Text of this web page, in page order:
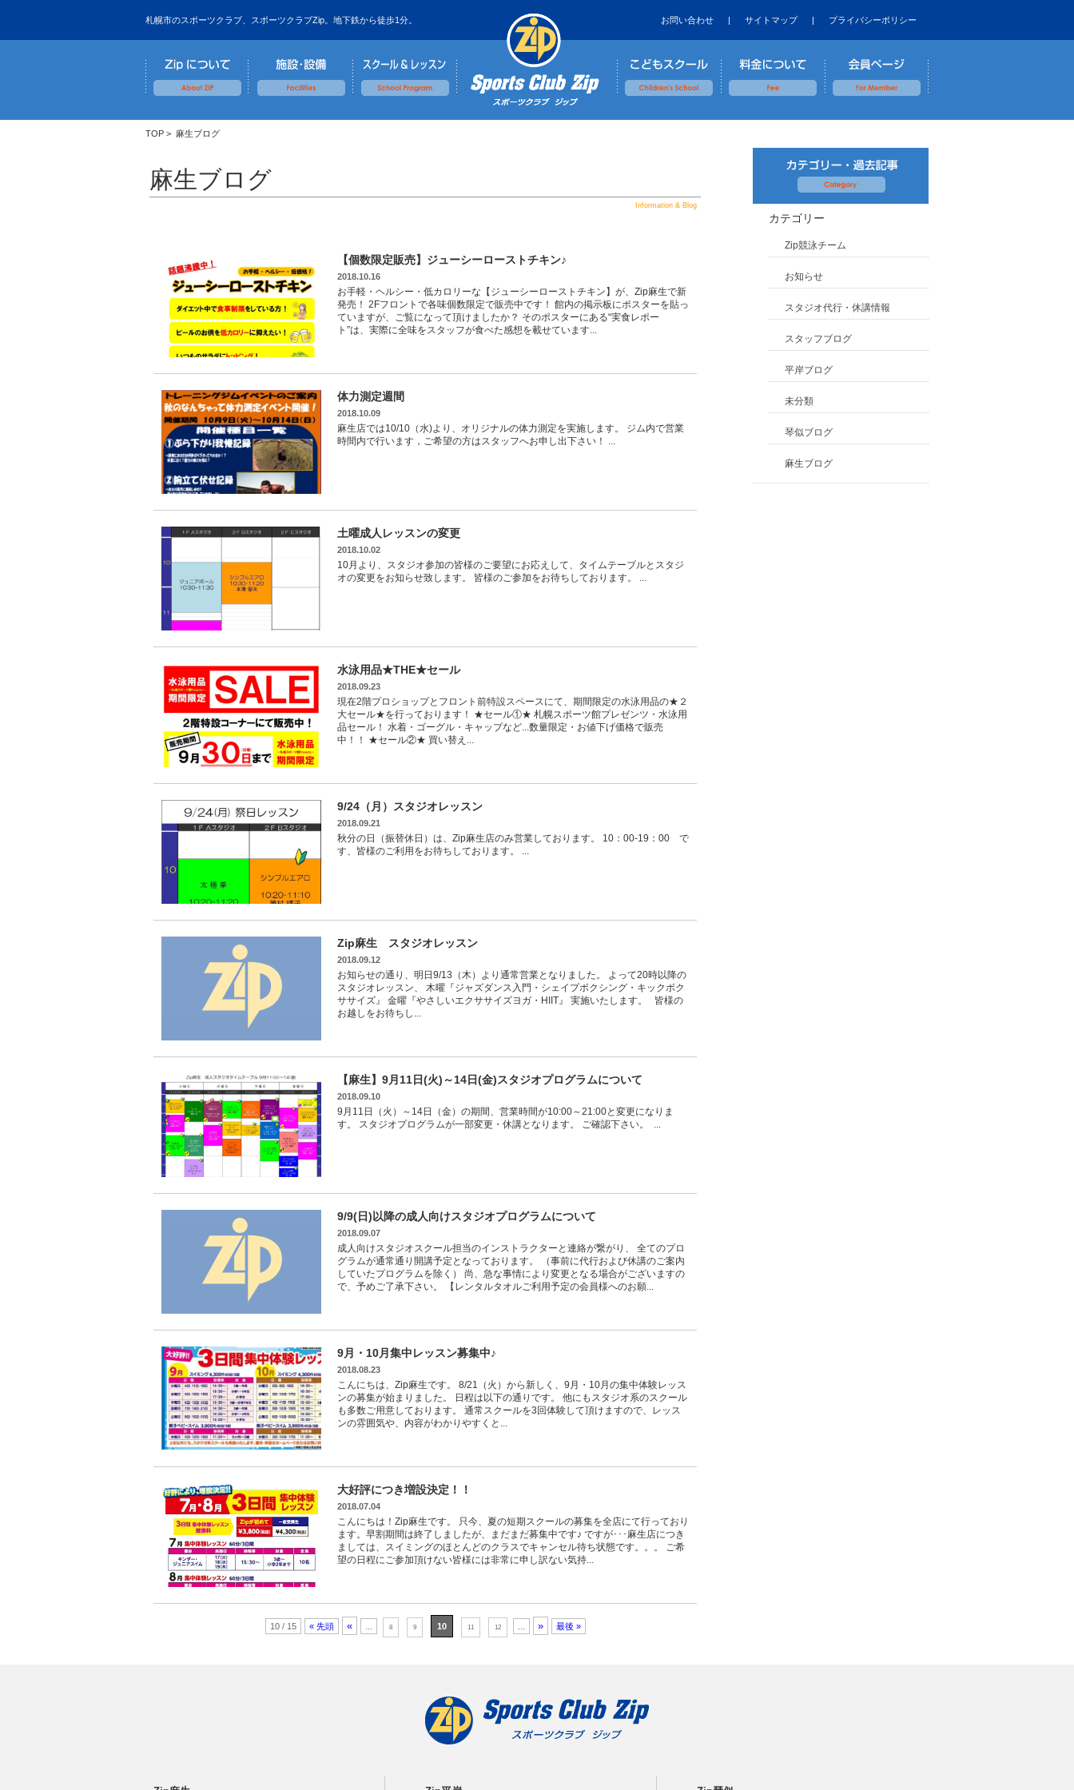
札幌市のスポーツクラブ、スポーツクラブZip。地下鉄から徒歩1分。 お問い合わせ | サイトマップ | プライバシーポリシー
TOP > 麻生ブログ
麻生ブログ
Information & Blog
【個数限定販売】ジューシーローストチキン♪
2018.10.16
お手軽・ヘルシー・低カロリーな【ジューシーローストチキン】が、Zip麻生で新
発売！ 2Fフロントで各味個数限定で販売中です！ 館内の掲示板にポスターを貼っ
ていますが、ご覧になって頂けましたか？ そのポスターにある“実食レポー
ト”は、実際に全味をスタッフが食べた感想を載せています...
体力測定週間
2018.10.09
麻生店では10/10（水)より、オリジナルの体力測定を実施します。 ジム内で営業
時間内で行います，ご希望の方はスタッフへお申し出下さい！ ...
土曜成人レッスンの変更
2018.10.02
10月より、スタジオ参加の皆様のご要望にお応えして、タイムテーブルとスタジ
オの変更をお知らせ致します。 皆様のご参加をお待ちしております。 ...
水泳用品★THE★セール
2018.09.23
現在2階プロショップとフロント前特設スペースにて、期間限定の水泳用品の★２
大セール★を行っております！ ★セール①★ 札幌スポーツ館プレゼンツ・水泳用
品セール！ 水着・ゴーグル・キャップなど...数量限定・お値下げ価格で販売
中！！ ★セール②★ 買い替え...
9/24（月）スタジオレッスン
2018.09.21
秋分の日（振替休日）は、Zip麻生店のみ営業しております。 10：00-19：00 で
す、皆様のご利用をお待ちしております。 ...
Zip麻生 スタジオレッスン
2018.09.12
お知らせの通り、明日9/13（木）より通常営業となりました。 よって20時以降の
スタジオレッスン、 木曜『ジャズダンス入門・シェイプボクシング・キックボク
ササイズ』 金曜『やさしいエクササイズヨガ・HIIT』 実施いたします。 皆様の
お越しをお待ちし...
【麻生】9月11日(火)～14日(金)スタジオプログラムについて
2018.09.10
9月11日（火）～14日（金）の期間、営業時間が10:00～21:00と変更になりま
す。 スタジオプログラムが一部変更・休講となります。 ご確認下さい。 ...
9/9(日)以降の成人向けスタジオプログラムについて
2018.09.07
成人向けスタジオスクール担当のインストラクターと連絡が繋がり、 全てのプロ
グラムが通常通り開講予定となっております。 （事前に代行および休講のご案内
していたプログラムを除く） 尚、急な事情により変更となる場合がございますの
で、予めご了承下さい。 【レンタルタオルご利用予定の会員様へのお願...
9月・10月集中レッスン募集中♪
2018.08.23
こんにちは、Zip麻生です。 8/21（火）から新しく、9月・10月の集中体験レッス
ンの募集が始まりました。 日程は以下の通りです。 他にもスタジオ系のスクール
も多数ご用意しております。 通常スクールを3回体験して頂けますので、レッス
ンの雰囲気や、内容がわかりやすくと...
大好評につき増設決定！！
2018.07.04
こんにちは！Zip麻生です。 只今、夏の短期スクールの募集を全店にて行っており
ます。早割期間は終了しましたが、まだまだ募集中です♪ ですが･･･麻生店につき
ましては、スイミングのほとんどのクラスでキャンセル待ち状態です。。。 ご希
望の日程にご参加頂けない皆様には非常に申し訳ない気持...
10 / 15 « 先頭 « 8 9 10 11 12 » 最後 »
カテゴリー
Zip競泳チーム
お知らせ
スタジオ代行・休講情報
スタッフブログ
平岸ブログ
未分類
琴似ブログ
麻生ブログ